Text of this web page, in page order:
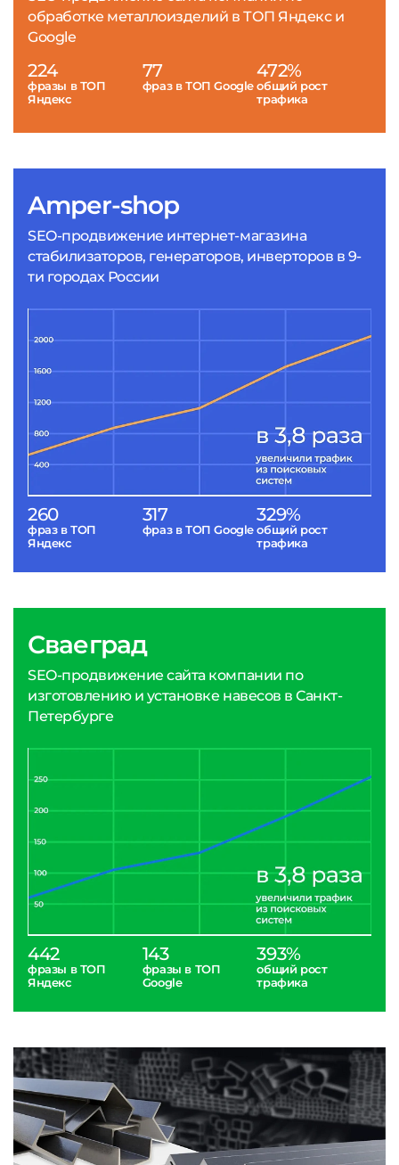
Amper-shop
SEO-продвижение интернет-магазина
стабилизаторов, генераторов, инверторов в 9-
ти городах России
260
фраз в ТОП
Яндекс
317
фраз в ТОП Google
329%
общий рост
трафика
обработке металлоизделий в ТОП Яндекс и
Google
224
фразы в ТОП
Яндекс
77
фраз в ТОП Google
472%
общий рост
трафика
Сваеград
SEO-продвижение сайта компании по
изготовлению и установке навесов в Санкт-
Петербурге
442
фразы в ТОП
Яндекс
143
фразы в ТОП
Google
393%
общий рост
трафика